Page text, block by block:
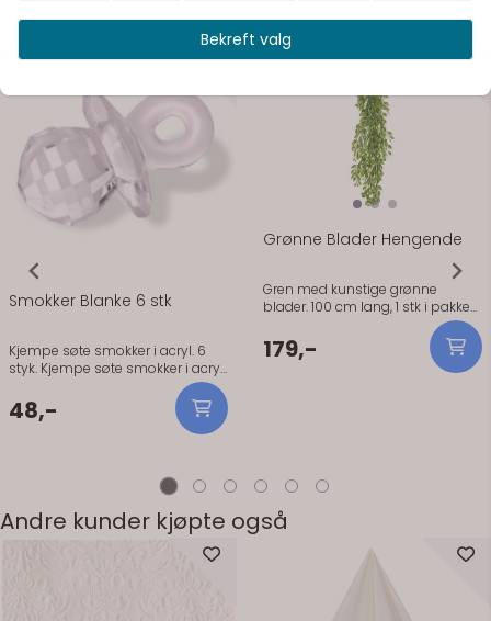
Se flere varianter
Smokker Blanke 6 stk
Kjempe søte smokker i acryl. 6
styk. Kjempe søte smokker i acryl.
Kan brukes som bordpynt, eller
man kan henge de på lys etc.
Størrelse 3,9 cm. 6 stk.
48,-
Grønne Blader Hengende
Gren med kunstige grønne
blader. 100 cm lang, 1 stk i pakken.
Gren med kunstige grønne
blader. 100 cm lang, 1 stk i pakken.
Nydelig som bryllupsdekorasjon,
eller sammen med ballongbuer
179,-
Andre kunder kjøpte også
På lager På lager
Bekreft valg